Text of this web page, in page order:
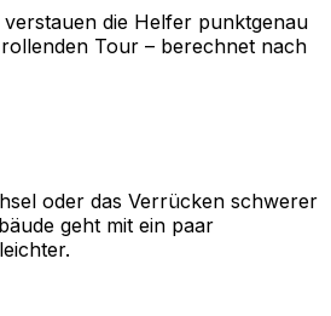
die Helfer punktgenau
Tour – berechnet nach
oder das Verrücken schwerer
geht mit ein paar